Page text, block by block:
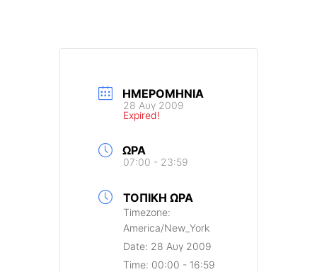
ΗΜΕΡΟΜΗΝΊΑ
28 Αυγ 2009
Expired!
ΏΡΑ
07:00 - 23:59
ΤΟΠΙΚΉ ΏΡΑ
Timezone:
America/New_York
Date: 28 Αυγ 2009
Time: 00:00 - 16:59